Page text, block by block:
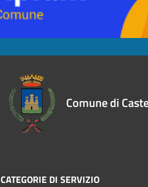
Comune di
CATEGORIE DI SERVIZIO